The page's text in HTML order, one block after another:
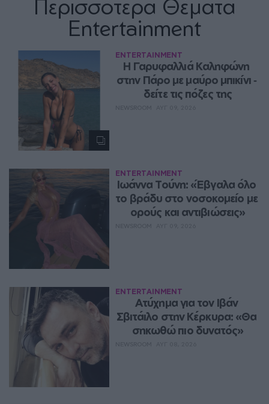
Περισσότερα Θέματα
Entertainment
ENTERTAINMENT
Η Γαρυφαλλιά Καληφώνη
στην Πάρο με μαύρο μπικίνι ‑
δείτε τις πόζες της
ENTERTAINMENT
Ιωάννα Τούνη: «Έβγαλα όλο
το βράδυ στο νοσοκομείο με
ορούς και αντιβιώσεις»
ENTERTAINMENT
Ατύχημα για τον Ιβάν
Σβιτάιλο στην Κέρκυρα: «Θα
σηκωθώ πιο δυνατός»